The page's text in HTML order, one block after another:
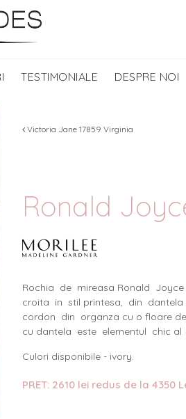
TESTIMONIALE DESPRE NOI
Victoria Jane 17859 Virginia
Ronald
Rochia de mireasa Ronald Joyce
croita in stil printesa, din
cordon din organza cu o floare
cu dantela este elementul chic
Culori disponibile - ivory.
PRET: 2610 lei redus de la 4350